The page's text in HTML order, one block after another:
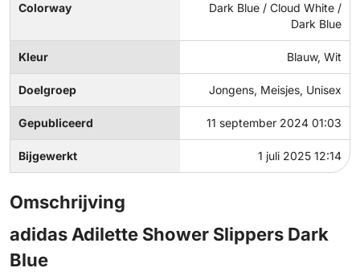
Colorway
Dark Blue / Cloud White /
Dark Blue
Kleur Blauw, Wit
Doelgroep Jongens, Meisjes, Unisex
Gepubliceerd 11 september 2024 01:03
Bijgewerkt 1 juli 2025 12:14
Omschrijving
adidas Adilette Shower Slippers Dark
Blue